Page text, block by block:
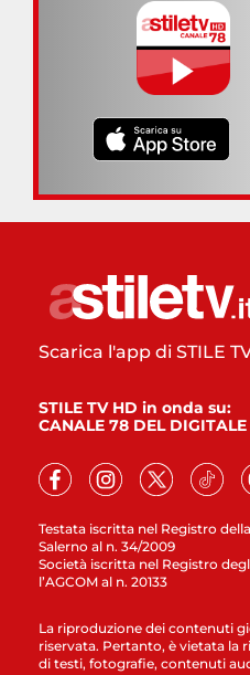
Testata iscritta nel Registro
Salerno al n. 34/2009
Società iscritta nel Registro
l’AGCOM al n. 20133
Scarica l'app di STILE
STILE TV HD in onda su:
CANALE 78 DEL DIGITALE
La riproduzione dei contenuti
riservata. Pertanto, è vietata la
di testi, fotografie, contenuti